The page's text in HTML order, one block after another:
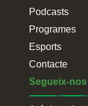
Podcasts
Programes
Esports
Contacte
Segueix-